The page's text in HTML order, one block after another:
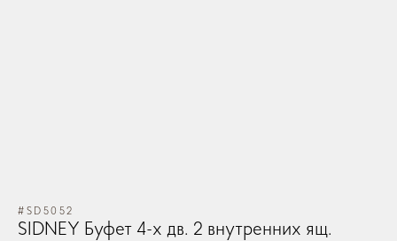
#SD5052
SIDNEY Буфет 4-х дв. 2 внутренних ящ.